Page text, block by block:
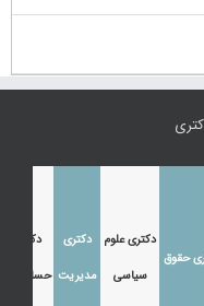
حقوق
دکتری علوم
سیاسی
دکتری
مدیریت
دکتری
حسابداری